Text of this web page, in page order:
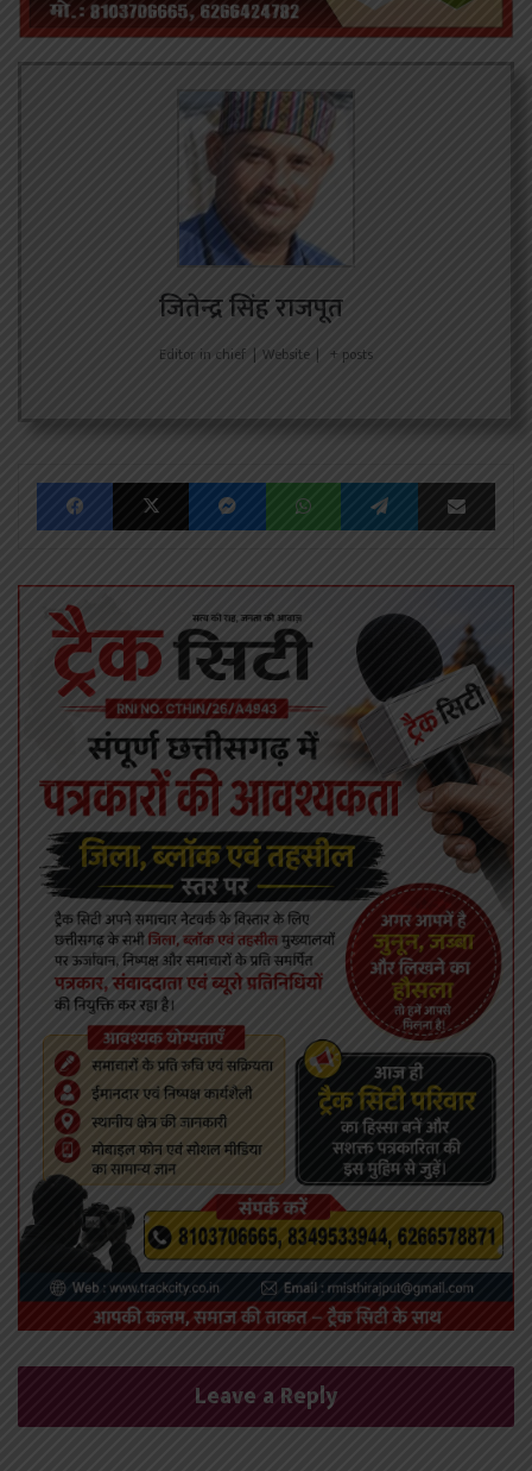
जितेन्द्र सिंह राजपूत
Editor in chief | Website | + posts
FacebookX MessengerWhatsAppTelegram Share via Email
Leave a Reply